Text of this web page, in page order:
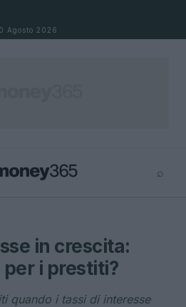
Agosto 2026
⌕
in crescita:
i prestiti?
quando i tassi di interesse